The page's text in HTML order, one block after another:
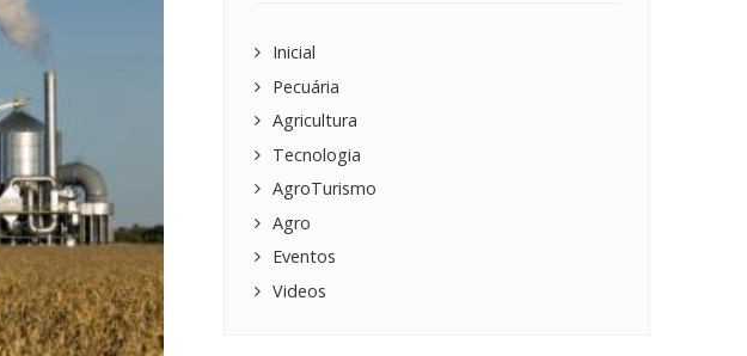
Inicial
Pecuária
Agricultura
Tecnologia
AgroTurismo
Agro
Eventos
Videos